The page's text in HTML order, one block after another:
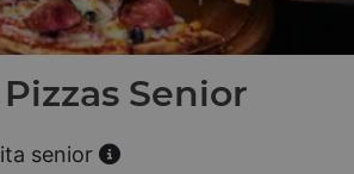
Senior
senior